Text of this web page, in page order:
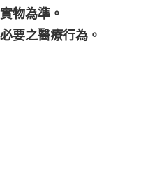
物為準。
要之醫療行為。